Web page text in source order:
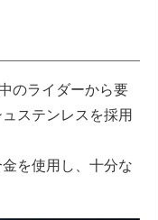
のライダーから要
ステンレスを採用
を使用し、十分な